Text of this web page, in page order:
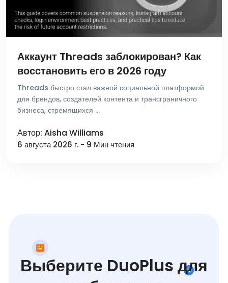
Аккаунт Threads заблокирован? Как
восстановить его в 2026 году
Threads быстро стал важной социальной платформой
для брендов, создателей контента и трансграничного
бизнеса, стремящихся …
Автор: Aisha Williams
6 августа 2026 г. - 9 Мин чтения
Выберите DuoPlus для